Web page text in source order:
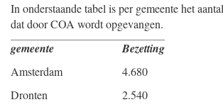
In onderstaande tabel is per gemeente het
dat door COA wordt opgevangen.
gemeente Bezetting
Amsterdam
4.680
Dronten
2.540